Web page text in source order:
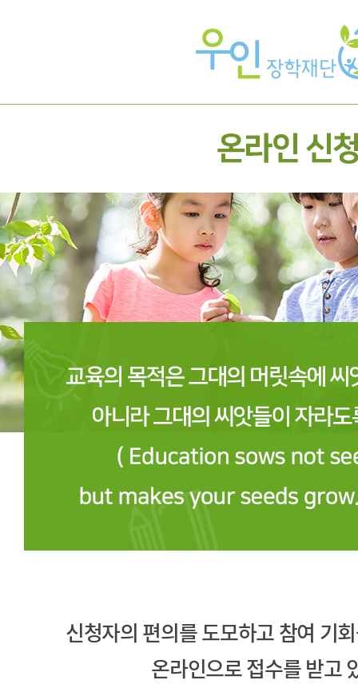
신청자의 편의를 도모하고 참여 기
온라인으로 접수를 받고